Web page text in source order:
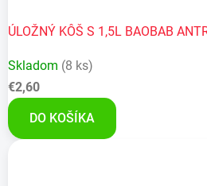
ÚLOŽNÝ KÔŠ S 1,5L BAOBAB
Skladom (8 ks)
€2,60
DO KOŠÍKA